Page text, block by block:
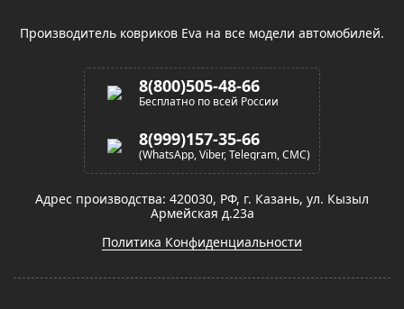
Производитель ковриков Eva на все модели автомобилей.
8(800)505-48-66
Бесплатно по всей России
8(999)157-35-66
(WhatsApp, Viber, Telegram, СМС)
Адрес производства: 420030, РФ, г. Казань, ул. Кызыл
Армейская д.23а
Политика Конфиденциальности